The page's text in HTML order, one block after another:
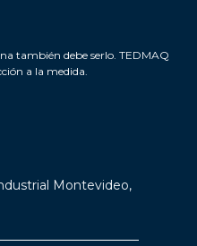
también debe serlo. TEDMAQ
a la medida.
Montevideo,